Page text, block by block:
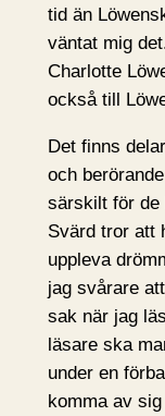
tid än
väntat mig
Charlotte
också till
Det finns
och
särskilt för de
Svärd tror att
uppleva
jag svårare
sak när jag
läsare ska
under en
komma av